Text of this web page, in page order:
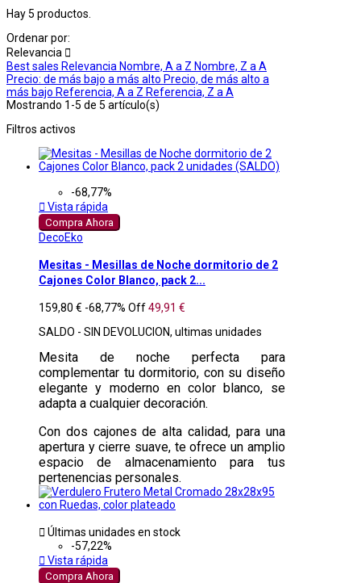
Hay 5 productos.
Ordenar por:
Relevancia 
Best sales Relevancia Nombre, A a Z Nombre, Z a A
Precio: de más bajo a más alto Precio, de más alto a
más bajo Referencia, A a Z Referencia, Z a A
Mostrando 1-5 de 5 artículo(s)
Filtros activos
-68,77%
 Vista rápida
Compra Ahora
DecoEko
Mesitas - Mesillas de Noche dormitorio de 2
Cajones Color Blanco, pack 2...
159,80 € -68,77% Off49,91 €
SALDO - SIN DEVOLUCION, ultimas unidades
Mesita de noche perfecta para
complementar tu dormitorio, con su diseño
elegante y moderno en color blanco, se
adapta a cualquier decoración.
Con dos cajones de alta calidad, para una
apertura y cierre suave, te ofrece un amplio
espacio de almacenamiento para tus
pertenencias personales.
 Últimas unidades en stock
-57,22%
 Vista rápida
Compra Ahora